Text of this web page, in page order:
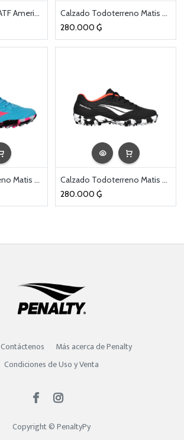
Calzado de Futsal ATF Americas IX Kids
Calzado Todoterreno Matis Kids Celeste
280.000 ₲
Calzado Todoterreno Matis Kids Turquesa
Calzado Todoterreno Matis Kids Negro
280.000 ₲
Contáctenos
Más acerca de Penalty
Condiciones de Uso y Venta
Copyright ©PenaltyPy